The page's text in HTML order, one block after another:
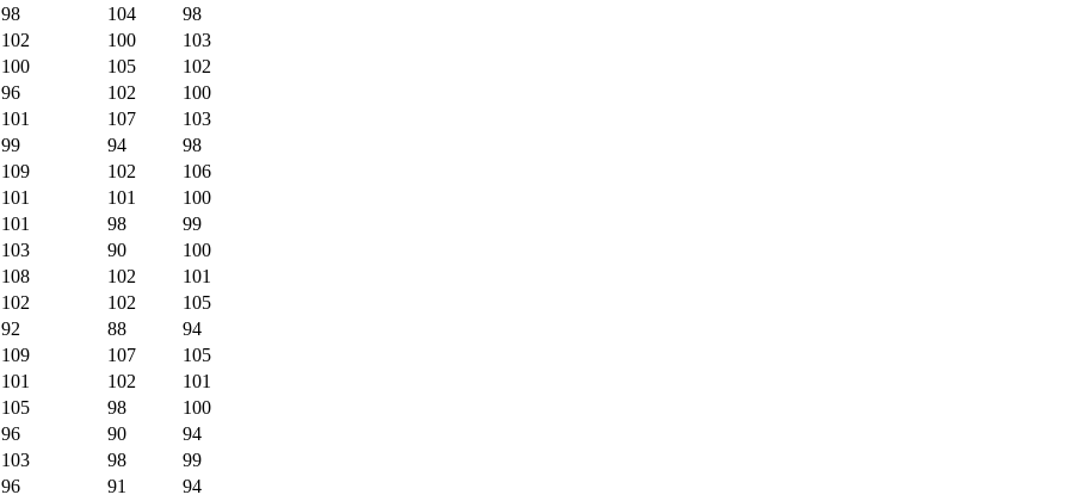
98 104
98
102 100
103
100 105
102
96 102
100
101 107
103
99 94
98
109 102
106
101 101
100
101 98
99
103 90
100
108 102
101
102 102
105
92 88
94
109 107
105
101 102
101
105 98
100
96 90
94
103 98
99
96 91
94